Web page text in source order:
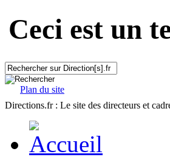
Ceci est un
Plan du site
Directions.fr : Le site des directeurs et